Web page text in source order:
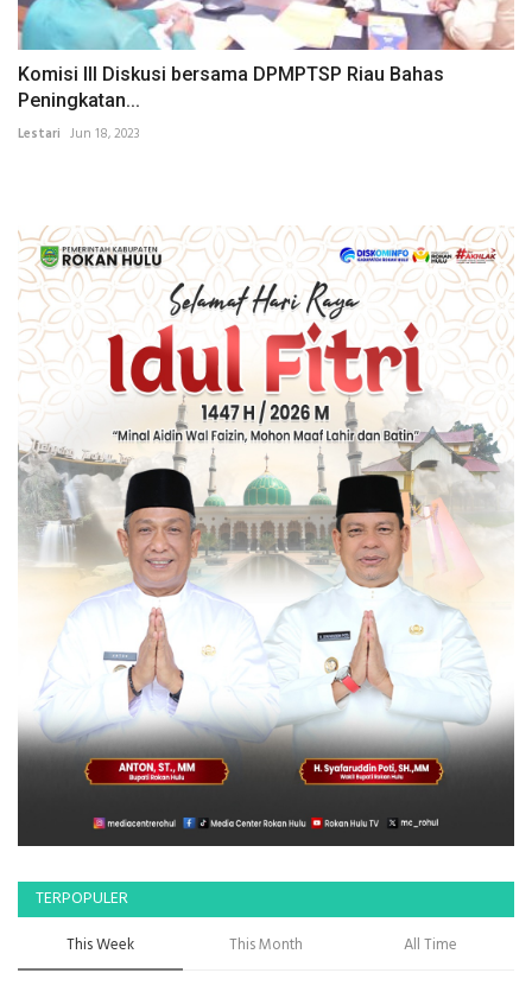
Komisi III Diskusi bersama DPMPTSP Riau Bahas
Peningkatan...
Lestari Jun 18, 2023
TERPOPULER
This Week This Month All Time